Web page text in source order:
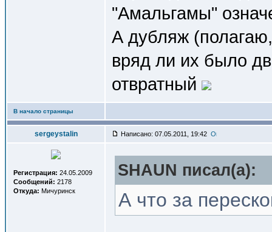
"Амальгамы"
А дубляж
вряд ли их было
отвратный
В начало страницы
sergeystalin Написано: 07.05.2011, 19:42
Регистрация: 24.05.2009
Сообщений: 2178
Откуда: Мичуринск
SHAUN писал(a):
А что за